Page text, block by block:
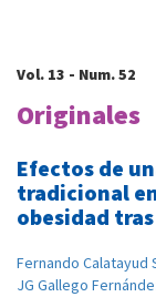
Vol. 13 - Num. 52
Originales
Efectos de
tradicional
obesidad
Fernando Calatayud
JG Gallego